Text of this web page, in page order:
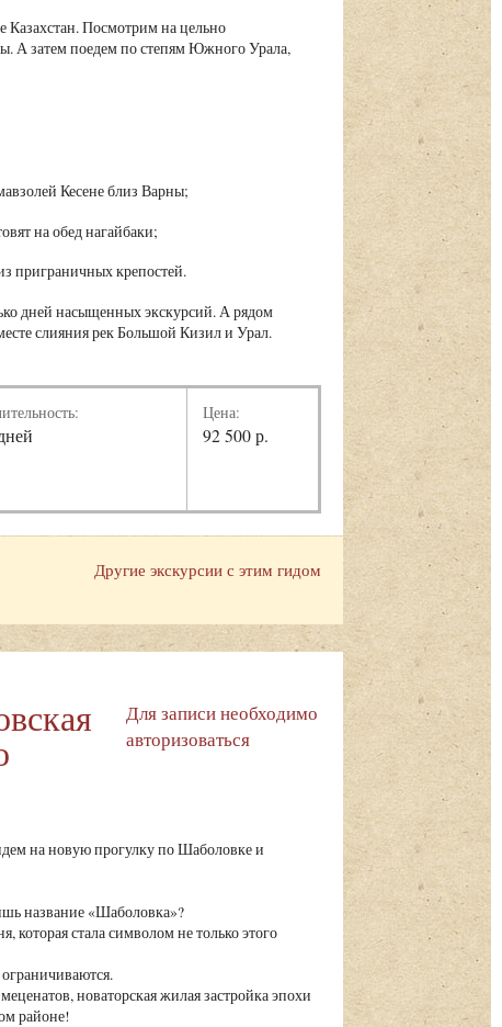
Казахстан. Посмотрим на цельно
А затем поедем по степям Южного Урала,
Кесене близ Варны;
на обед нагайбаки;
приграничных крепостей.
дней насыщенных экскурсий. А рядом
слияния рек Большой Кизил и Урал.
Цена:
92 500 р.
Другие экскурсии с этим гидом
Для записи необходимо
авторизоваться
на новую прогулку по Шаболовке и
название «Шаболовка»?
стала символом не только этого
новаторская жилая застройка эпохи
районе!